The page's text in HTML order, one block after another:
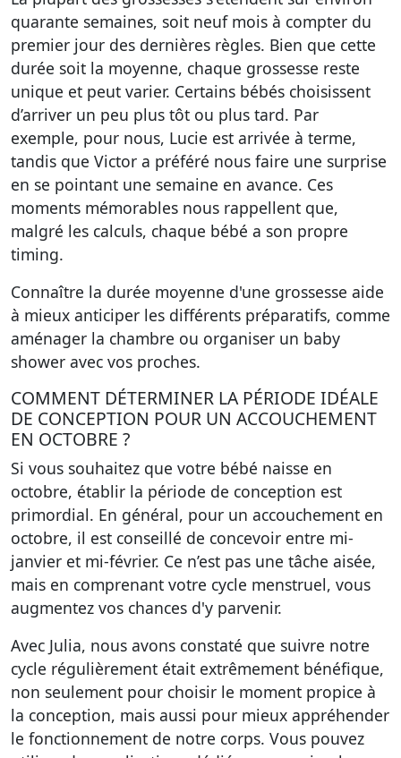
quarante semaines, soit neuf mois à compter du
premier jour des dernières règles. Bien que cette
durée soit la moyenne, chaque grossesse reste
unique et peut varier. Certains bébés choisissent
d’arriver un peu plus tôt ou plus tard. Par
exemple, pour nous, Lucie est arrivée à terme,
tandis que Victor a préféré nous faire une surprise
en se pointant une semaine en avance. Ces
moments mémorables nous rappellent que,
malgré les calculs, chaque bébé a son propre
timing.
Connaître la durée moyenne d'une grossesse aide
à mieux anticiper les différents préparatifs, comme
aménager la chambre ou organiser un baby
shower avec vos proches.
COMMENT DÉTERMINER LA PÉRIODE IDÉALE
DE CONCEPTION POUR UN ACCOUCHEMENT
EN OCTOBRE ?
Si vous souhaitez que votre bébé naisse en
octobre, établir la période de conception est
primordial. En général, pour un accouchement en
octobre, il est conseillé de concevoir entre mi-
janvier et mi-février. Ce n’est pas une tâche aisée,
mais en comprenant votre cycle menstruel, vous
augmentez vos chances d'y parvenir.
Avec Julia, nous avons constaté que suivre notre
cycle régulièrement était extrêmement bénéfique,
non seulement pour choisir le moment propice à
la conception, mais aussi pour mieux appréhender
le fonctionnement de notre corps. Vous pouvez